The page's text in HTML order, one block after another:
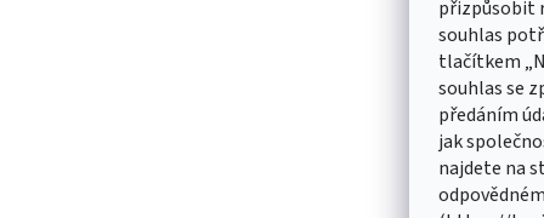
přizpůsobit
souhlas
tlačítkem
souhlas se
předáním
jak
najdete na
Vložte svůj
E-mail
údajů